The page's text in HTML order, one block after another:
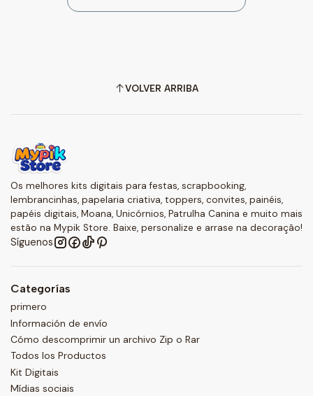
VOLVER ARRIBA
Os melhores kits digitais para festas, scrapbooking,
lembrancinhas, papelaria criativa, toppers, convites, painéis,
papéis digitais, Moana, Unicórnios, Patrulha Canina e muito mais
estão na Mypik Store. Baixe, personalize e arrase na decoração!
Síguenos
Categorías
primero
Información de envío
Cómo descomprimir un archivo Zip o Rar
Todos los Productos
Kit Digitais
Mídias sociais